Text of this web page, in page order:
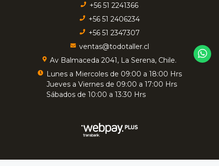
+56 51 2241366
+56 51 2406234
+56 51 2347307
ventas@todotaller.cl
Av Balmaceda 2041, La Serena, Chile.
Lunes a Miercoles de 09:00 a 18:00 Hrs
Jueves a Viernes de 09:00 a 17:00 Hrs
Sábados de 10:00 a 13:30 Hrs